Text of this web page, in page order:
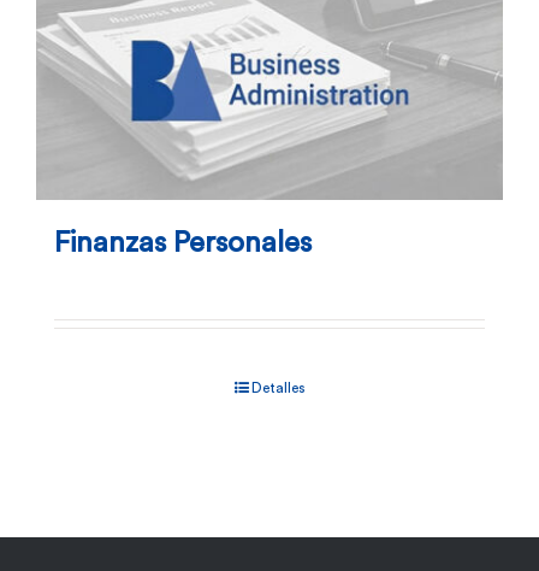
Finanzas Personales
Detalles